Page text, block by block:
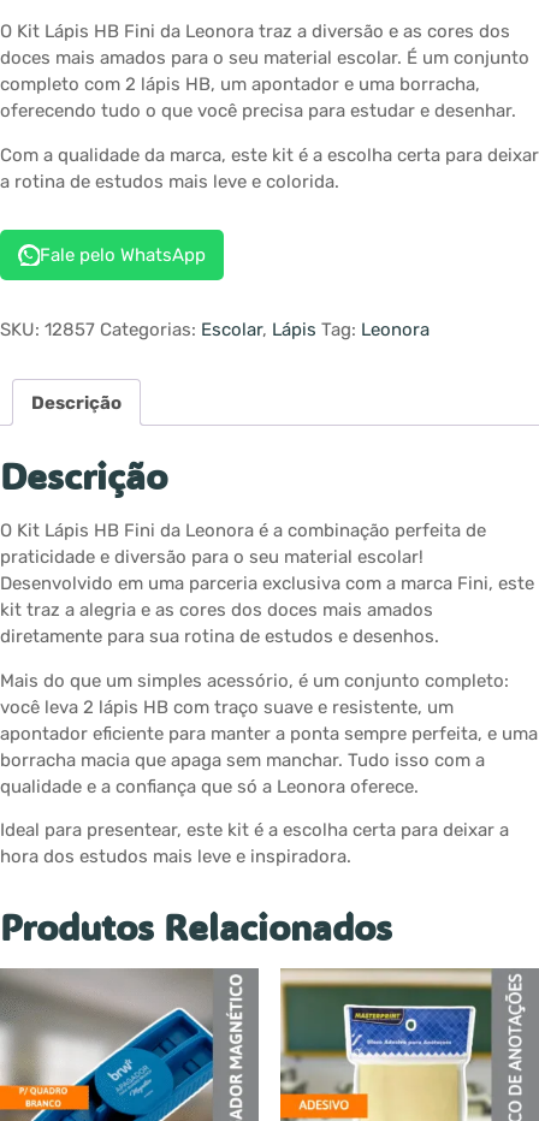
O Kit Lápis HB Fini da Leonora traz a diversão e as cores dos
doces mais amados para o seu material escolar. É um conjunto
completo com 2 lápis HB, um apontador e uma borracha,
oferecendo tudo o que você precisa para estudar e desenhar.
Com a qualidade da marca, este kit é a escolha certa para deixar
a rotina de estudos mais leve e colorida.
Fale pelo WhatsApp
SKU: 12857 Categorias: Escolar, Lápis Tag: Leonora
Descrição
Descrição
O Kit Lápis HB Fini da Leonora é a combinação perfeita de
praticidade e diversão para o seu material escolar!
Desenvolvido em uma parceria exclusiva com a marca Fini, este
kit traz a alegria e as cores dos doces mais amados
diretamente para sua rotina de estudos e desenhos.
Mais do que um simples acessório, é um conjunto completo:
você leva 2 lápis HB com traço suave e resistente, um
apontador eficiente para manter a ponta sempre perfeita, e uma
borracha macia que apaga sem manchar. Tudo isso com a
qualidade e a confiança que só a Leonora oferece.
Ideal para presentear, este kit é a escolha certa para deixar a
hora dos estudos mais leve e inspiradora.
Produtos Relacionados